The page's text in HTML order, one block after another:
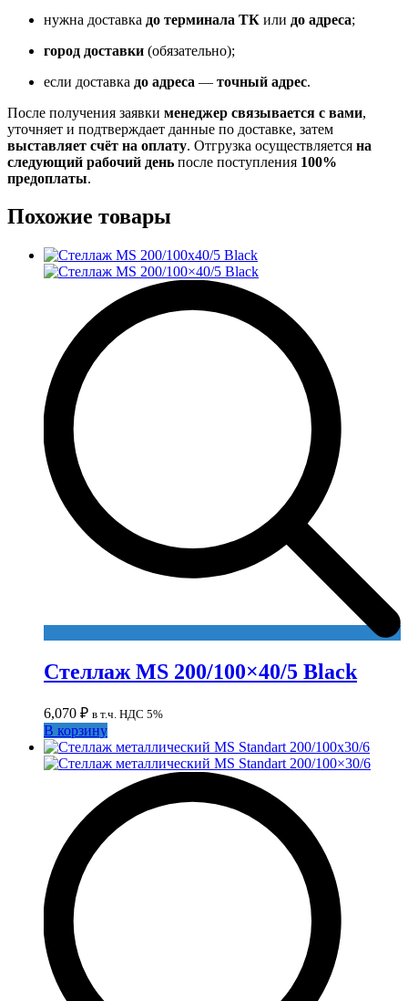
нужна доставка до терминала ТК или до адреса;
город доставки (обязательно);
если доставка до адреса — точный адрес.
После получения заявки менеджер связывается с вами,
уточняет и подтверждает данные по доставке, затем
выставляет счёт на оплату. Отгрузка осуществляется на
следующий рабочий день после поступления 100%
предоплаты.
Похожие товары
Стеллаж MS 200/100×40/5 Black
6,070 ₽ в т.ч. НДС 5%
В корзину